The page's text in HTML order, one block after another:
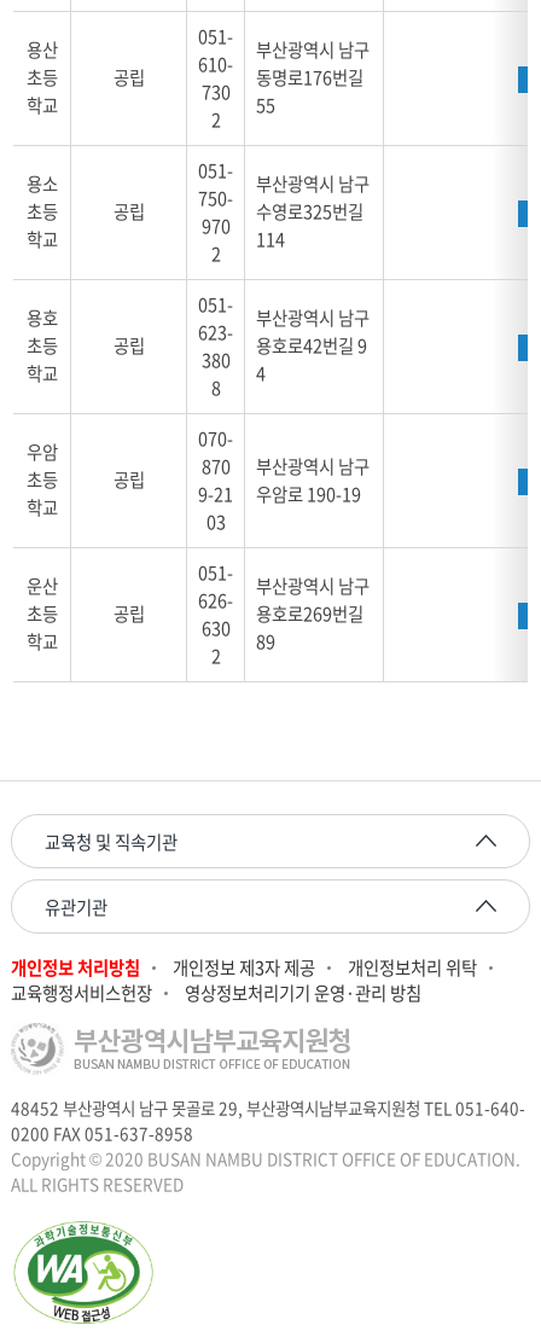
용산
초등
학교
공립
051-
610-
730
2
부산광역시 남구
동명로176번길
55
용소
초등
학교
공립
051-
750-
970
2
부산광역시 남구
수영로325번길
114
용호
초등
학교
공립
051-
623-
380
8
부산광역시 남구
용호로42번길 9
4
우암
초등
학교
공립
070-
870
9-21
03
부산광역시 남구
우암로 190-19
운산
초등
학교
공립
051-
626-
630
2
부산광역시 남구
용호로269번길
89
교육청 및 직속기관
유관기관
개인정보 처리방침 개인정보 제3자 제공
개인정보처리 위탁
교육행정서비스헌장
영상정보처리기기 운영·관리 방침
48452 부산광역시 남구 못골로 29, 부산광역시남부교육지원청 TEL 051-640-
0200 FAX 051-637-8958
Copyright © 2020 BUSAN NAMBU DISTRICT OFFICE OF EDUCATION.
ALL RIGHTS RESERVED